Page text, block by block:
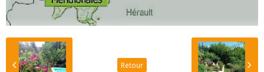
Retour